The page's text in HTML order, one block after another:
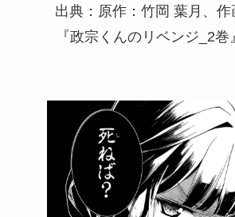
出典：原作：竹岡 葉月、作
『政宗くんのリベンジ_2